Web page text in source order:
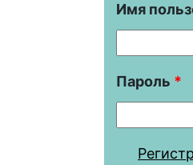
Имя
Пароль *